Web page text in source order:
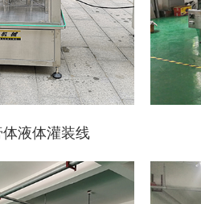
液体灌装线